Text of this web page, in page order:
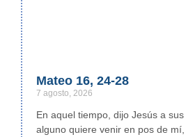
Mateo 16, 24-28
7 agosto, 2026
En aquel tiempo, dijo Jesús a
alguno quiere venir en pos de